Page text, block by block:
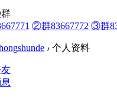
②群83667772 ③群
› 个人资料